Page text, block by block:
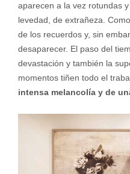
aparecen a la vez rotundas
levedad, de extrañeza.
de los recuerdos y, sin
desaparecer. El paso del
devastación y también la
momentos tiñen todo el
intensa melancolía y de